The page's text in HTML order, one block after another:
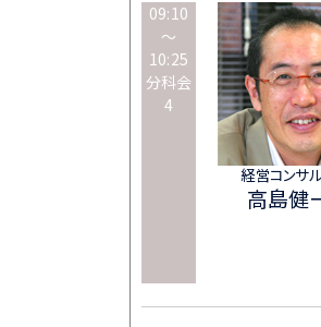
09:10
～
10:25
分科会
4
経営コンサ
高島健